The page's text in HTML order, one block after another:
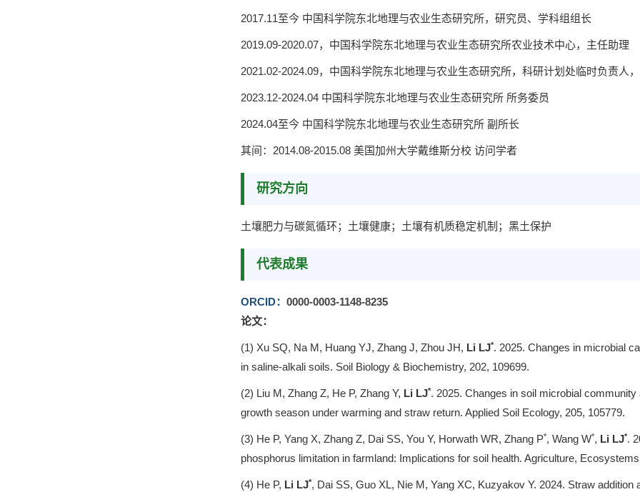
2017.11至今 中国科学院东北地理与农业生态研究所，研究员、学科组组长
2019.09-2020.07，中国科学院东北地理与农业生态研究所农业技术中心，主任助理
2021.02-2024.09，中国科学院东北地理与农业生态研究所，科研计划处临时负责人
2023.12-2024.04 中国科学院东北地理与农业生态研究所 所务委员
2024.04至今 中国科学院东北地理与农业生态研究所 副所长
其间：2014.08-2015.08 美国加州大学戴维斯分校 访问学者
研究方向
土壤肥力与碳氮循环；土壤健康；土壤有机质稳定机制；黑土保护
代表成果
ORCID： 0000-0003-1148-8235
论文：
(1) Xu SQ, Na M, Huang YJ, Zhang J, Zhou JH, Li LJ*. 2025. Changes in microbial
in saline-alkali soils. Soil Biology & Biochemistry, 202, 109699.
(2) Liu M, Zhang Z, He P, Zhang Y, Li LJ*. 2025. Changes in soil microbial
growth season under warming and straw return. Applied Soil Ecology, 205, 105779.
(3) He P, Yang X, Zhang Z, Dai SS, You Y, Horwath WR, Zhang P*, Wang W*, Li LJ*.
phosphorus limitation in farmland: Implications for soil health. Agriculture,
(4) He P, Li LJ*, Dai SS, Guo XL, Nie M, Yang XC, Kuzyakov Y. 2024. Straw